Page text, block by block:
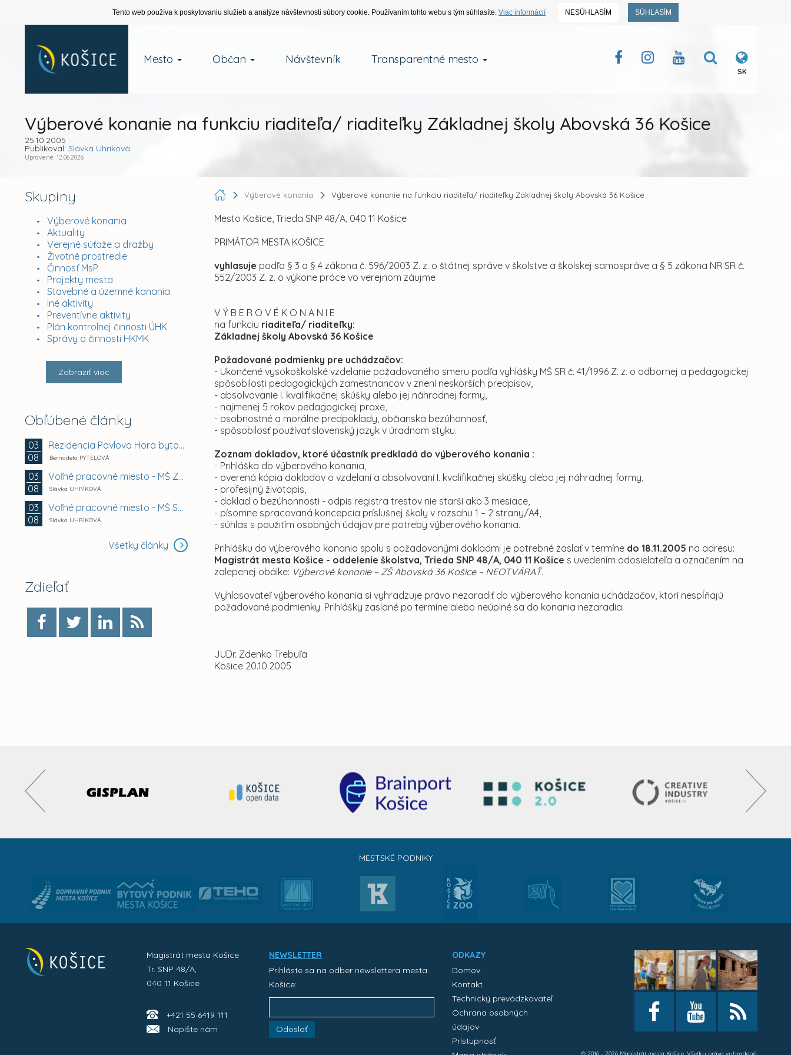
Tento web používa k poskytovaniu služieb a analýze návštevnosti súbory cookie. Používaním tohto webu s tým súhlasíte. Viac informácií NESÚHLASÍM SÚHLASÍM
Mesto Občan Návštevník Transparentné mesto
SK
Výberové konanie na funkciu riaditeľa/ riaditeľky Základnej školy Abovská 36 Košice
25.10.2005
Publikoval: Slávka Uhríková
Upravené: 12.06.2026
Skupiny
Výberové konania
Aktuality
Verejné súťaže a dražby
Životné prostredie
Činnosť MsP
Projekty mesta
Stavebné a územné konania
Iné aktivity
Preventívne aktivity
Plán kontrolnej činnosti ÚHK
Správy o činnosti HKMK
Zobraziť viac
Obľúbené články
03
08
Rezidencia Pavlova Hora bytový dom A + B +...
Bernadeta PYTELOVÁ
03
08
Voľné pracovné miesto - MŠ Zuzkin park 2, Košice -...
Slávka UHRÍKOVÁ
03
08
Voľné pracovné miesto - MŠ Smetanova 11, Košice -...
Slávka UHRÍKOVÁ
Všetky články
Zdieľať
Výberové konania Výberové konanie na funkciu riaditeľa/ riaditeľky Základnej školy Abovská 36 Košice
Mesto Košice, Trieda SNP 48/A, 040 11 Košice
PRIMÁTOR MESTA KOŠICE
vyhlasuje podľa § 3 a § 4 zákona č. 596/2003 Z. z. o štátnej správe v školstve a školskej samospráve a § 5 zákona NR SR č.
552/2003 Z. z. o výkone práce vo verejnom záujme
V Ý B E R O V É K O N A N I E
na funkciu riaditeľa/ riaditeľky:
Základnej školy Abovská 36 Košice
Požadované podmienky pre uchádzačov:
- Ukončené vysokoškolské vzdelanie požadovaného smeru podľa vyhlášky MŠ SR č. 41/1996 Z. z. o odbornej a pedagogickej
spôsobilosti pedagogických zamestnancov v znení neskorších predpisov,
- absolvovanie I. kvalifikačnej skúšky alebo jej náhradnej formy,
- najmenej 5 rokov pedagogickej praxe,
- osobnostné a morálne predpoklady, občianska bezúhonnosť,
- spôsobilosť používať slovenský jazyk v úradnom styku.
Zoznam dokladov, ktoré účastník predkladá do výberového konania :
- Prihláška do výberového konania,
- overená kópia dokladov o vzdelaní a absolvovaní I. kvalifikačnej skúšky alebo jej náhradnej formy,
- profesijný životopis,
- doklad o bezúhonnosti - odpis registra trestov nie starší ako 3 mesiace,
- písomne spracovaná koncepcia príslušnej školy v rozsahu 1 – 2 strany/A4,
- súhlas s použitím osobných údajov pre potreby výberového konania.
Prihlášku do výberového konania spolu s požadovanými dokladmi je potrebné zaslať v termíne do 18.11.2005 na adresu:
Magistrát mesta Košice - oddelenie školstva, Trieda SNP 48/A, 040 11 Košice s uvedením odosielateľa a označením na
zalepenej obálke: Výberové konanie – ZŠ Abovská 36 Košice – NEOTVÁRAŤ.
Vyhlasovateľ výberového konania si vyhradzuje právo nezaradiť do výberového konania uchádzačov, ktorí nespĺňajú
požadované podmienky. Prihlášky zaslané po termíne alebo neúplné sa do konania nezaradia.
JUDr. Zdenko Trebuľa
Košice 20.10.2005
MESTSKÉ PODNIKY
Magistrát mesta Košice
Tr. SNP 48/A,
040 11 Košice
+421 55 6419 111
Napíšte nám
NEWSLETTER
Prihláste sa na odber newslettera mesta
Košice:
Odoslať
ODKAZY
Domov
Kontakt
Technický prevádzkovateľ
Ochrana osobných
údajov
Prístupnosť